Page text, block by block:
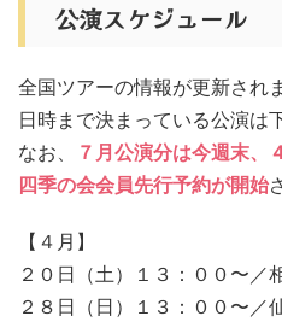
公演スケジュール
全国ツアーの情報が更新され
日時まで決まっている公演は
なお、
７月公演分は今週末、
四季の会会員先行予約が開始
【４月】
２０日（土）１３：００〜
２８日（日）１３：００〜／